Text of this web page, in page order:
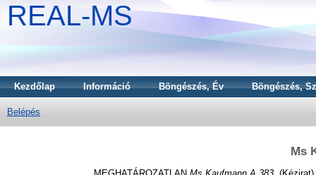
REAL-MS
Kezdőlap Információ Böngészés, Év Böngészés,
Belépés
Ms